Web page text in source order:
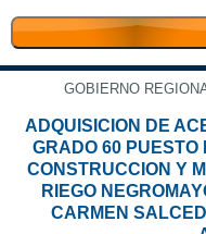
GOBIERNO
ADQUISICION DE
GRADO 60 PUESTO
CONSTRUCCION Y
RIEGO
CARMEN